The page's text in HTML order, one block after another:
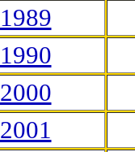
1989
1990
2000
2001